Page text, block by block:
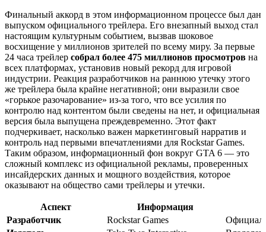
Финальный аккорд в этом информационном процессе был дан
выпуском официального трейлера. Его внезапный выход стал
настоящим культурным событием, вызвав шоковое
восхищение у миллионов зрителей по всему миру. За первые
24 часа трейлер собрал более 475 миллионов просмотров на
всех платформах, установив новый рекорд для игровой
индустрии. Реакция разработчиков на раннюю утечку этого
же трейлера была крайне негативной; они выразили свое
«горькое разочарование» из-за того, что все усилия по
контролю над контентом были сведены на нет, и официальная
версия была выпущена преждевременно. Этот факт
подчеркивает, насколько важен маркетинговый нарратив и
контроль над первыми впечатлениями для Rockstar Games.
Таким образом, информационный фон вокруг GTA 6 — это
сложный комплекс из официальной рекламы, проверенных
инсайдерских данных и мощного воздействия, которое
оказывают на общество сами трейлеры и утечки.
Аспект
Информация
Разработчик
Rockstar Games